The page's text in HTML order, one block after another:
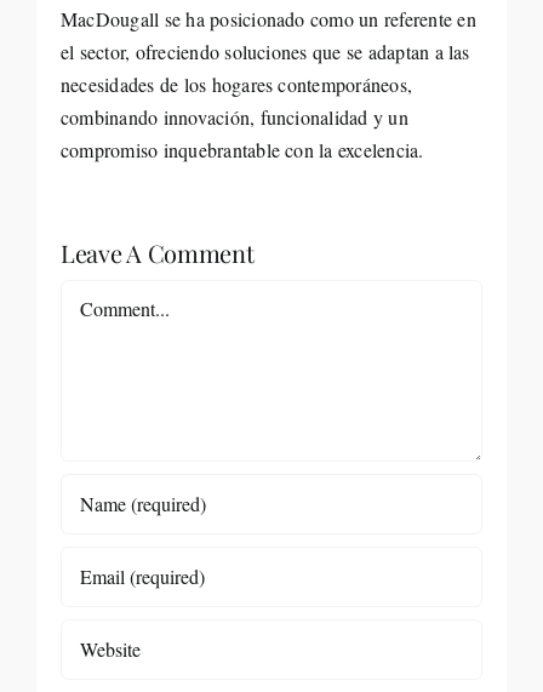
MacDougall se ha posicionado como un referente en
el sector, ofreciendo soluciones que se adaptan a las
necesidades de los hogares contemporáneos,
combinando innovación, funcionalidad y un
compromiso inquebrantable con la excelencia.
Leave A Comment